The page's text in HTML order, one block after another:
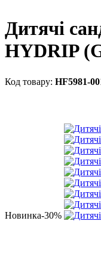
Дитячі
HYDRIP
HF5981-
Новинка-30%